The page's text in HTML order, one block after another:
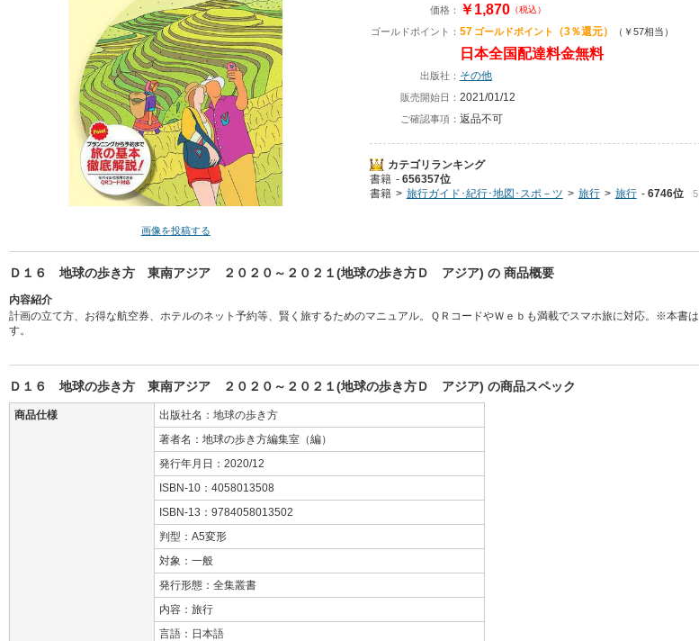
画像を投稿する
価格： ￥1,870（税込）
ゴールドポイント： 57 ゴールドポイント （3％還元） （￥57相当）
日本全国配達料金無料
出版社： その他
販売開始日： 2021/01/12
ご確認事項： 返品不可
カテゴリランキング
書籍
656357位
書籍
旅行ガイド･紀行･地図･スポ－ツ 旅行 旅行 6746位
Ｄ１６ 地球の歩き方 東南アジア ２０２０～２０２１(地球の歩き方Ｄ アジア) の 商品概要
内容紹介
計画の立て方、お得な航空券、ホテルのネット予約等、賢く旅するためのマニュアル。ＱＲコードやＷｅｂも満載でスマホ旅に対応。※本
す。
Ｄ１６ 地球の歩き方 東南アジア ２０２０～２０２１(地球の歩き方Ｄ アジア) の商品スペック
商品仕様
出版社名：地球の歩き方
著者名：地球の歩き方編集室（編）
発行年月日：2020/12
ISBN-10：4058013508
ISBN-13：9784058013502
判型：A5変形
対象：一般
発行形態：全集叢書
内容：旅行
言語：日本語